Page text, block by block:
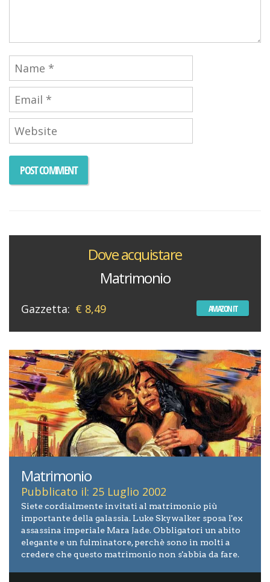
Dove acquistare
Matrimonio
Gazzetta: € 8,49 AMAZON IT
Matrimonio
Pubblicato il: 25 Luglio 2002
Siete cordialmente invitati al matrimonio più
importante della galassia. Luke Skywalker sposa l'ex
assassina imperiale Mara Jade. Obbligatori un abito
elegante e un fulminatore, perchè sono in molti a
credere che questo matrimonio non s'abbia da fare.